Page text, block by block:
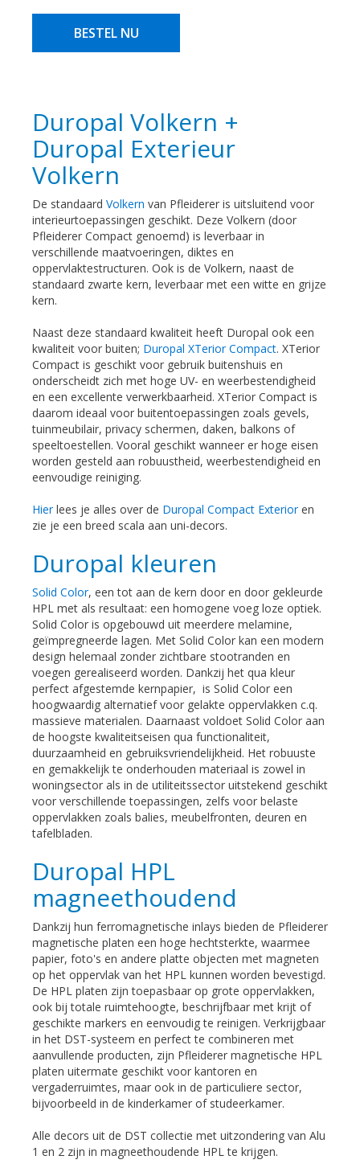
BESTEL NU
Duropal Volkern +
Duropal Exterieur
Volkern
De standaard Volkern van Pfleiderer is uitsluitend voor
interieurtoepassingen geschikt. Deze Volkern (door
Pfleiderer Compact genoemd) is leverbaar in
verschillende maatvoeringen, diktes en
oppervlaktestructuren. Ook is de Volkern, naast de
standaard zwarte kern, leverbaar met een witte en grijze
kern.
Naast deze standaard kwaliteit heeft Duropal ook een
kwaliteit voor buiten; Duropal XTerior Compact. XTerior
Compact is geschikt voor gebruik buitenshuis en
onderscheidt zich met hoge UV- en weerbestendigheid
en een excellente verwerkbaarheid. XTerior Compact is
daarom ideaal voor buitentoepassingen zoals gevels,
tuinmeubilair, privacy schermen, daken, balkons of
speeltoestellen. Vooral geschikt wanneer er hoge eisen
worden gesteld aan robuustheid, weerbestendigheid en
eenvoudige reiniging.
Hierlees je alles over de Duropal Compact Exterioren
zie je een breed scala aan uni-decors.
Duropal kleuren
Solid Color, een tot aan de kern door en door gekleurde
HPL met als resultaat: een homogene voeg loze optiek.
Solid Color is opgebouwd uit meerdere melamine,
geïmpregneerde lagen. Met Solid Color kan een modern
design helemaal zonder zichtbare stootranden en
voegen gerealiseerd worden. Dankzij het qua kleur
perfect afgestemde kernpapier, is Solid Color een
hoogwaardig alternatief voor gelakte oppervlakken c.q.
massieve materialen. Daarnaast voldoet Solid Color aan
de hoogste kwaliteitseisen qua functionaliteit,
duurzaamheid en gebruiksvriendelijkheid. Het robuuste
en gemakkelijk te onderhouden materiaal is zowel in
woningsector als in de utiliteitssector uitstekend geschikt
voor verschillende toepassingen, zelfs voor belaste
oppervlakken zoals balies, meubelfronten, deuren en
tafelbladen.
Duropal HPL
magneethoudend
Dankzij hun ferromagnetische inlays bieden de Pfleiderer
magnetische platen een hoge hechtsterkte, waarmee
papier, foto's en andere platte objecten met magneten
op het oppervlak van het HPL kunnen worden bevestigd.
De HPL platen zijn toepasbaar op grote oppervlakken,
ook bij totale ruimtehoogte, beschrijfbaar met krijt of
geschikte markers en eenvoudig te reinigen. Verkrijgbaar
in het DST-systeem en perfect te combineren met
aanvullende producten, zijn Pfleiderer magnetische HPL
platen uitermate geschikt voor kantoren en
vergaderruimtes, maar ook in de particuliere sector,
bijvoorbeeld in de kinderkamer of studeerkamer.
Alle decors uit de DST collectie met uitzondering van Alu
1 en 2 zijn in magneethoudende HPL te krijgen.